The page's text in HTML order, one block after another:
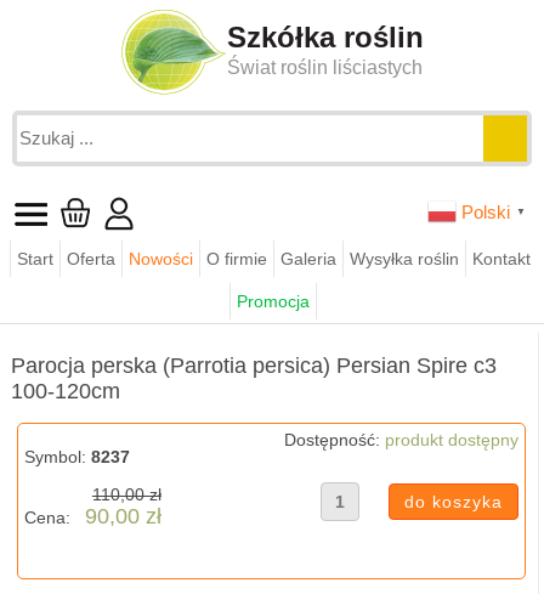
Szkółka roślin
Świat roślin liściastych
Polski ▼
Start Oferta Nowości O firmie Galeria Wysyłka roślin Kontakt
Promocja
Parocja perska (Parrotia persica) Persian Spire c3 100-120cm
Parocja perska (Parrotia persica) Persian Spire c3
100-120cm
Symbol: 8237
110,00 zł
Cena:
90,00 zł
Dostępność: produkt dostępny